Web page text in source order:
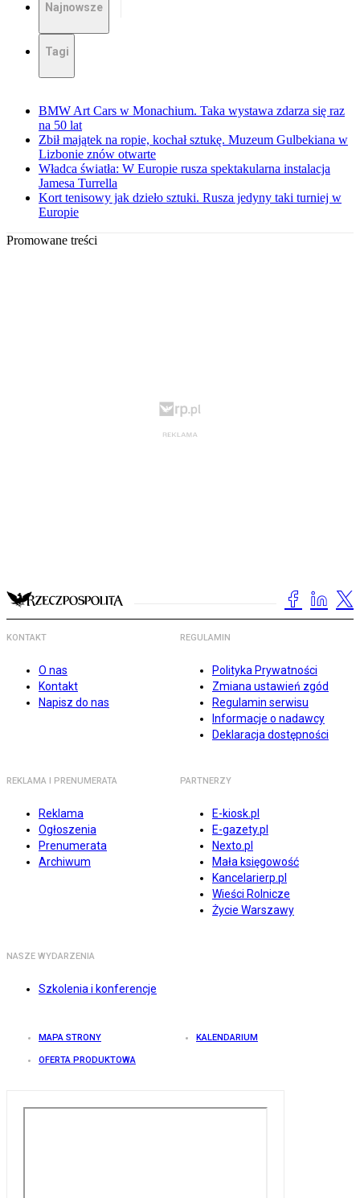
Najnowsze
Tagi
BMW Art Cars w Monachium. Taka wystawa zdarza się raz
na 50 lat
Zbił majątek na ropie, kochał sztukę. Muzeum Gulbekiana w
Lizbonie znów otwarte
Władca światła: W Europie rusza spektakularna instalacja
Jamesa Turrella
Kort tenisowy jak dzieło sztuki. Rusza jedyny taki turniej w
Europie
Promowane treści
KONTAKT
O nas
Kontakt
Napisz do nas
REGULAMIN
Polityka Prywatności
Zmiana ustawień zgód
Regulamin serwisu
Informacje o nadawcy
Deklaracja dostępności
REKLAMA I PRENUMERATA
Reklama
Ogłoszenia
Prenumerata
Archiwum
PARTNERZY
E-kiosk.pl
E-gazety.pl
Nexto.pl
Mała księgowość
Kancelarierp.pl
Wieści Rolnicze
Życie Warszawy
NASZE WYDARZENIA
Szkolenia i konferencje
MAPA STRONY KALENDARIUM
OFERTA PRODUKTOWA